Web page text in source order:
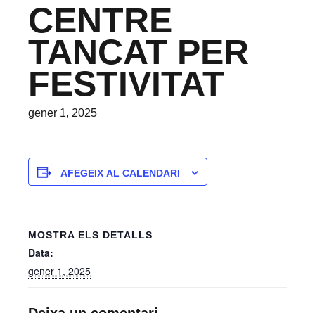
CENTRE
TANCAT PER
FESTIVITAT
gener 1, 2025
AFEGEIX AL CALENDARI
MOSTRA ELS DETALLS
Data:
gener 1, 2025